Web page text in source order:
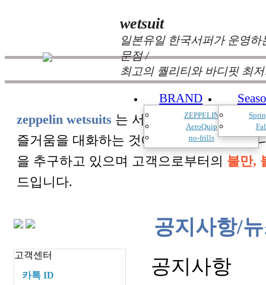
wetsuit
일본유일 한국서퍼가 운영
문점 /
최고의 퀄리티와 바디핏 최
BRAND
ZEPPELIN
AeroQuip
no-frills
zeppelin wetsuits 는 서퍼들의 느낌과 의견
즐거움을 대화하는 것에 목표를 두고 있
을 추구하고 있으며 고객으로부터의 불만,
드입니다.
고객센터
카톡 ID
공지사항/
공지사항